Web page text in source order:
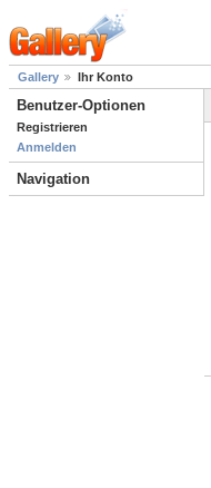
Gallery Ihr Konto
Benutzer-Optionen
Registrieren
Anmelden
Navigation